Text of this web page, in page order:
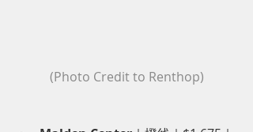
(Photo Credit to Renthop)